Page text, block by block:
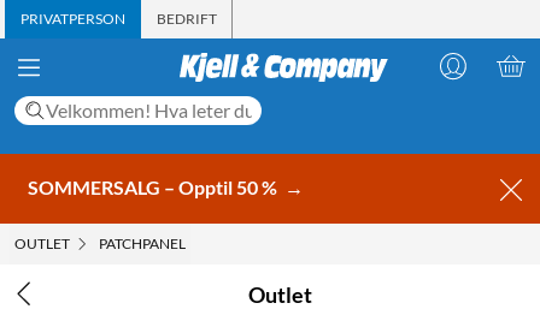
PRIVATPERSON BEDRIFT
SOMMERSALG – Opptil 50 % →
OUTLET PATCHPANEL
Outlet